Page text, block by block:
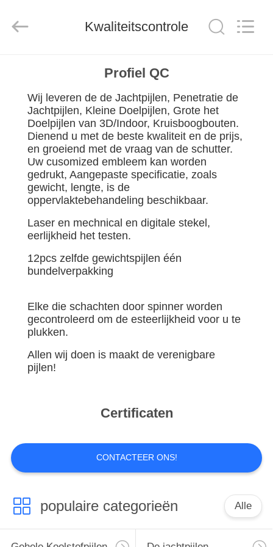
PRODUCTEN
ONGEVEER
ONS
FABRIEKSREIS
KWALITEITSCONTROLE
CONTACTEER
VERZOEK
OM
EEN
PRIVACYBELEID
Rights
Kwaliteitscontrole
Profiel QC
Wij leveren de de Jachtpijlen, Penetratie de
Jachtpijlen, Kleine Doelpijlen, Grote het
Doelpijlen van 3D/Indoor, Kruisboogbouten.
Dienend u met de beste kwaliteit en de prijs,
en groeiend met de vraag van de schutter.
Uw cusomized embleem kan worden
gedrukt, Aangepaste specificatie, zoals
gewicht, lengte, is de
oppervlaktebehandeling beschikbaar.
Laser en mechnical en digitale stekel,
eerlijkheid het testen.
12pcs zelfde gewichtspijlen één
bundelverpakking
Elke die schachten door spinner worden
gecontroleerd om de esteerlijkheid voor u te
plukken.
Allen wij doen is maakt de verenigbare
pijlen!
Certificaten
CONTACTEER ONS!
populaire categorieën Alle